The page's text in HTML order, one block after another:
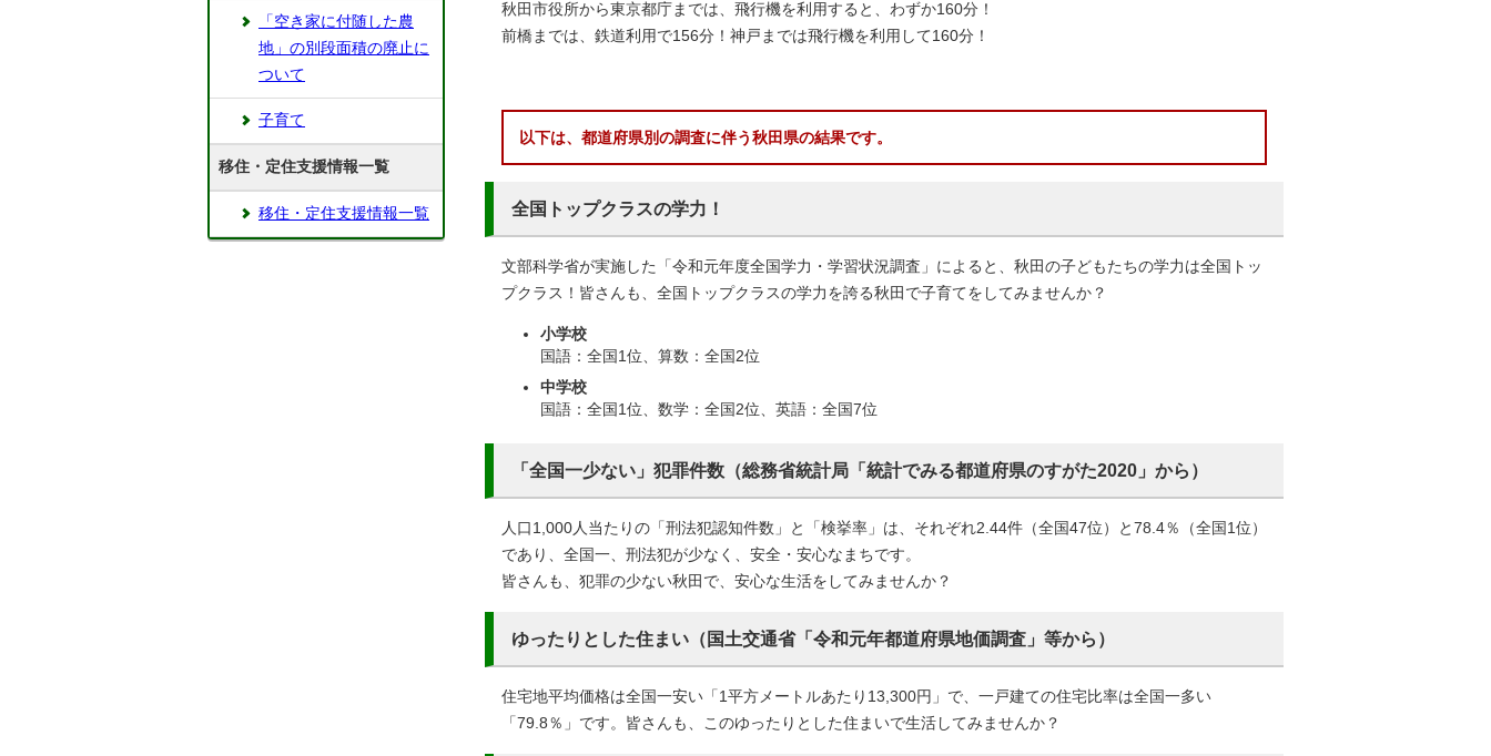
秋田市役所から東京都庁までは、飛行機を利用すると、わずか160分！
前橋までは、鉄道利用で156分！神戸までは飛行機を利用して160分！
以下は、都道府県別の調査に伴う秋田県の結果です。
全国トップクラスの学力！
文部科学省が実施した「令和元年度全国学力・学習状況調査」によると、秋田の子どもたちの学力は全国トッ
プクラス！皆さんも、全国トップクラスの学力を誇る秋田で子育てをしてみませんか？
小学校
国語：全国1位、算数：全国2位
中学校
国語：全国1位、数学：全国2位、英語：全国7位
「全国一少ない」犯罪件数（総務省統計局「統計でみる都道府県のすがた2020」から）
人口1,000人当たりの「刑法犯認知件数」と「検挙率」は、それぞれ2.44件（全国47位）と78.4％（全国1位）
であり、全国一、刑法犯が少なく、安全・安心なまちです。
皆さんも、犯罪の少ない秋田で、安心な生活をしてみませんか？
ゆったりとした住まい（国土交通省「令和元年都道府県地価調査」等から）
住宅地平均価格は全国一安い「1平方メートルあたり13,300円」で、一戸建ての住宅比率は全国一多い
「79.8％」です。皆さんも、このゆったりとした住まいで生活してみませんか？
「空き家に付随した農
地」の別段面積の廃止に
ついて
子育て
移住・定住支援情報一覧
移住・定住支援情報一覧